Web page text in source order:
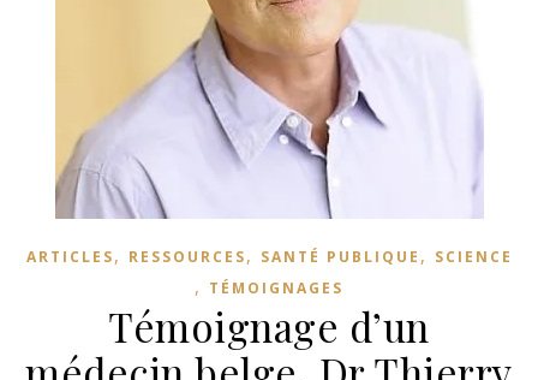
ARTICLES, RESSOURCES, SANTÉ PUBLIQUE , SCIENCE
, TÉMOIGNAGES
Témoignage d’un